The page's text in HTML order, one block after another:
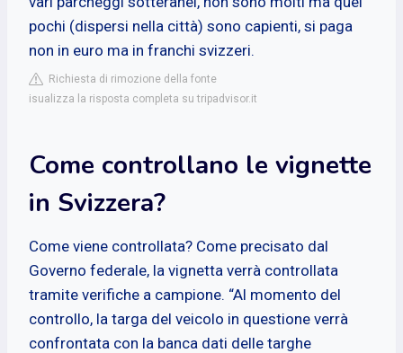
pochi (dispersi nella città) sono capienti, si paga
non in euro ma in franchi svizzeri.
Richiesta di rimozione della fonte
isualizza la risposta completa su tripadvisor.it
Come controllano le vignette
in Svizzera?
Come viene controllata? Come precisato dal
Governo federale, la vignetta verrà controllata
tramite verifiche a campione. “Al momento del
controllo, la targa del veicolo in questione verrà
confrontata con la banca dati delle targhe